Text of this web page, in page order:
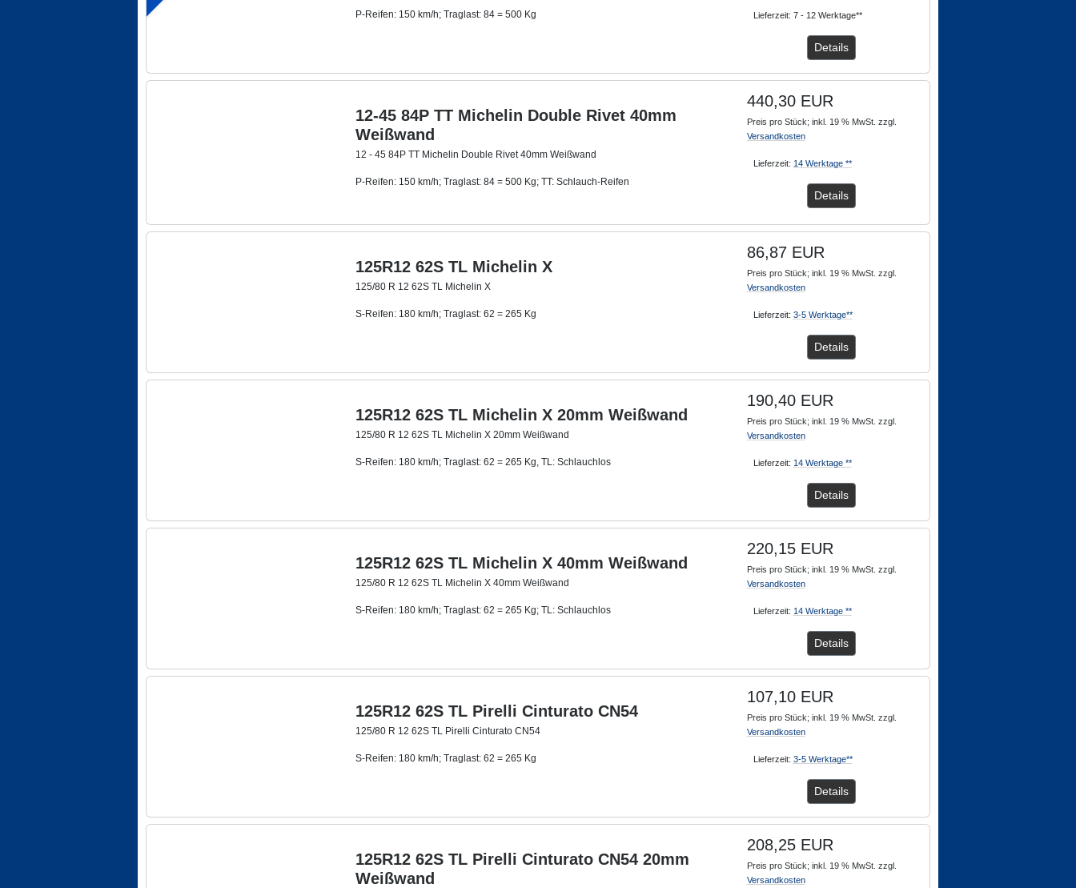
P-Reifen: 150 km/h; Traglast: 84 = 500 Kg Lieferzeit: 7 - 12 Werktage**
Details
12-45 84P TT Michelin Double Rivet 40mm
Weißwand
12 - 45 84P TT Michelin Double Rivet 40mm Weißwand
P-Reifen: 150 km/h; Traglast: 84 = 500 Kg; TT: Schlauch-Reifen
440,30 EUR
Preis pro Stück; inkl. 19 % MwSt. zzgl.
Versandkosten
Lieferzeit: 14 Werktage **
Details
125R12 62S TL Michelin X
125/80 R 12 62S TL Michelin X
S-Reifen: 180 km/h; Traglast: 62 = 265 Kg
86,87 EUR
Preis pro Stück; inkl. 19 % MwSt. zzgl.
Versandkosten
Lieferzeit: 3-5 Werktage**
Details
125R12 62S TL Michelin X 20mm Weißwand
125/80 R 12 62S TL Michelin X 20mm Weißwand
S-Reifen: 180 km/h; Traglast: 62 = 265 Kg, TL: Schlauchlos
190,40 EUR
Preis pro Stück; inkl. 19 % MwSt. zzgl.
Versandkosten
Lieferzeit: 14 Werktage **
Details
125R12 62S TL Michelin X 40mm Weißwand
125/80 R 12 62S TL Michelin X 40mm Weißwand
S-Reifen: 180 km/h; Traglast: 62 = 265 Kg; TL: Schlauchlos
220,15 EUR
Preis pro Stück; inkl. 19 % MwSt. zzgl.
Versandkosten
Lieferzeit: 14 Werktage **
Details
125R12 62S TL Pirelli Cinturato CN54
125/80 R 12 62S TL Pirelli Cinturato CN54
S-Reifen: 180 km/h; Traglast: 62 = 265 Kg
107,10 EUR
Preis pro Stück; inkl. 19 % MwSt. zzgl.
Versandkosten
Lieferzeit: 3-5 Werktage**
Details
125R12 62S TL Pirelli Cinturato CN54 20mm
Weißwand
208,25 EUR
Preis pro Stück; inkl. 19 % MwSt. zzgl.
Versandkosten